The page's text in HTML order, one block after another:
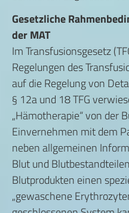
Gesetzliche
der MAT
Im Transfusionsgesetz
Regelungen des
auf die Regelung von
§ 12a und 18 TFG
„Hämotherapie“ von der
Einvernehmen mit dem
neben allgemeinen
Blut und
Blutprodukten einen
„gewaschene